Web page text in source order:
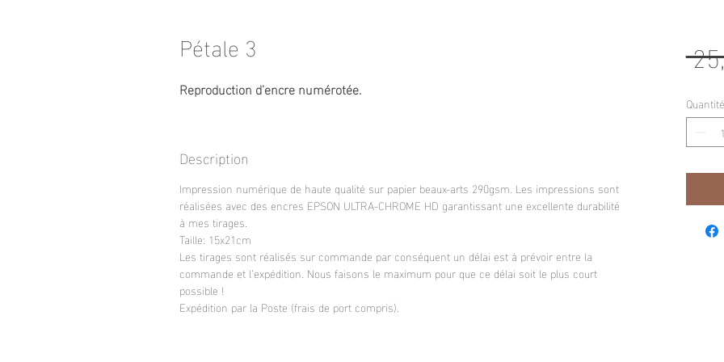
Pétale 3
Reproduction d’encre numérotée.
Description
Impression numérique de haute qualité sur papier beaux-arts 290gsm. Les impressions sont
réalisées avec des encres EPSON ULTRA-CHROME HD garantissant une excellente durabilité
à mes tirages.
Taille: 15x21cm
Les tirages sont réalisés sur commande par conséquent un délai est à prévoir entre la
commande et l’expédition. Nous faisons le maximum pour que ce délai soit le plus court
possible !
Expédition par la Poste (frais de port compris).
Quantité